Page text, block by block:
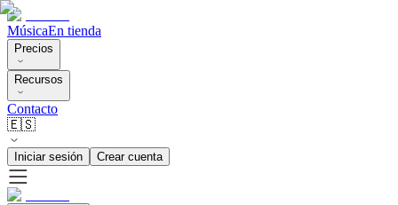
MúsicaEn tienda
Precios
Recursos
Contacto
🇪🇸
Iniciar sesión Crear cuenta